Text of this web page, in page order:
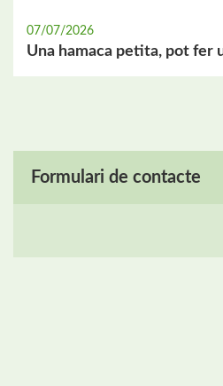
07/07/2026
Una hamaca petita, pot fer
Formulari de contacte